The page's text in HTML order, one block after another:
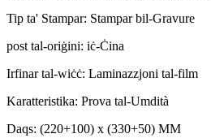
Tip ta' Stampar: Stampar bil-Gravure
post tal-oriġini: iċ-Ċina
Irfinar tal-wiċċ: Laminazzjoni tal-film
Karatteristika: Prova tal-Umdità
Daqs: (220+100) x (330+50) MM